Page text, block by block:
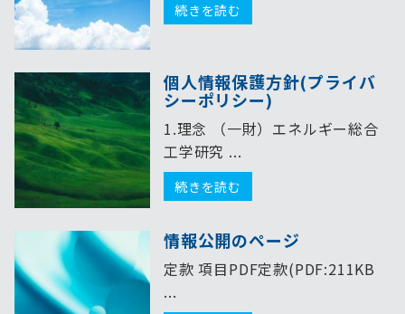
続きを読む
個人情報保護方針(プライバ
シーポリシー)
1.理念 （一財）エネルギー総合
工学研究 ...
続きを読む
情報公開のページ
定款 項目PDF定款(PDF:211KB
...